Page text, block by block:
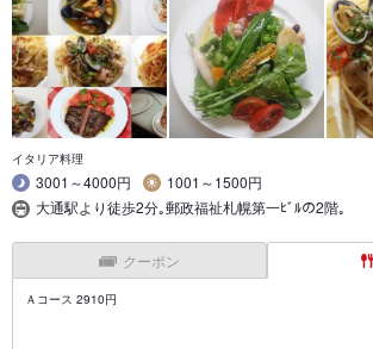
イタリア料理
3001～4000円
1001～1500円
大通駅より徒歩2分｡郵政福祉札幌第一ﾋﾞﾙの2階｡
クーポン
Ａコース 2910円